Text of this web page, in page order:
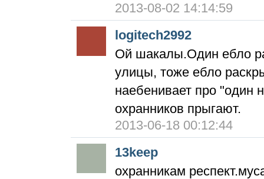
2013-08-02 14:14:59
logitech2992
Ой шакалы.Один ебло
улицы, тоже ебло
наебенивает про "один
охранников прыгают.
2013-06-18 00:12:44
13keep
охранникам